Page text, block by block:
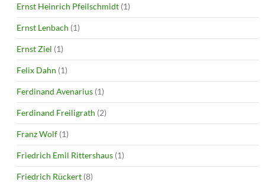
Ernst Heinrich Pfeilschmidt (1)
Ernst Lenbach (1)
Ernst Ziel (1)
Felix Dahn (1)
Ferdinand Avenarius (1)
Ferdinand Freiligrath (2)
Franz Wolf (1)
Friedrich Emil Rittershaus (1)
Friedrich Rückert (8)